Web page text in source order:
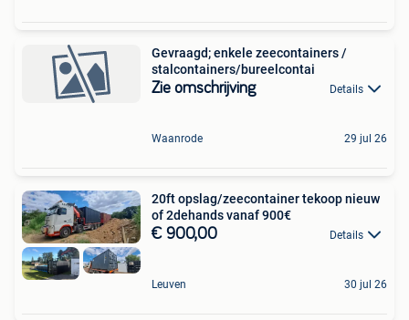
Gevraagd; enkele zeecontainers /
stalcontainers/bureelcontai
Zie omschrijving Details
Waanrode 29 jul 26
20ft opslag/zeecontainer tekoop nieuw
of 2dehands vanaf 900€
€ 900,00 Details
Leuven 30 jul 26